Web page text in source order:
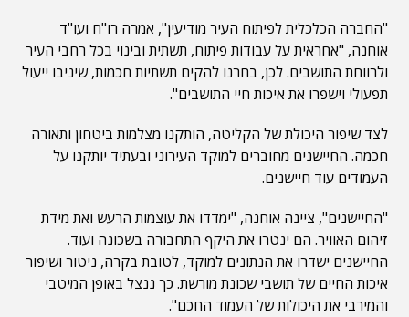
"החברה הכלכלית לפיתוח העיר מודיעין", אמרה רו"ח ועו"ד
אוחנה, "אחראית על עבודות פיתוח, תשתית ובינוי בכל רחבי העיר
ולרווחת התושבים. לכן, בחרנו להקים תשתיות חכמות, שיניבו ייעול
תפעולי וישפרו את איכות חיי התושבים".
לצד שיפור היכולת של הקליטה, הותקנו מצלמות ביטחון ותאורה
חכמה. החיישנים מחוברים למוקד העירוני ובעתיד יותקנו על
העמודים עוד חיישנים.
"החיישנים", ציינה אוחנה, "ימדדו את עוצמות הרעש ואת מידת
זיהום האוויר. הם ינטרו את היקף התחבורה בשכונה ועוד.
החיישנים ישדרו את הנתונים למוקד, לטובת בקרה, ניטור ושיפור
איכות החיים של תושבי שכונת מורשת. כך ננצל באופן המיטבי
והמירבי את היכולות של העמוד החכם".